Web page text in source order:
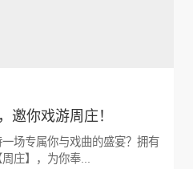
邀你戏游周庄！
场专属你与戏曲的盛宴？拥有
庄】，为你奉...